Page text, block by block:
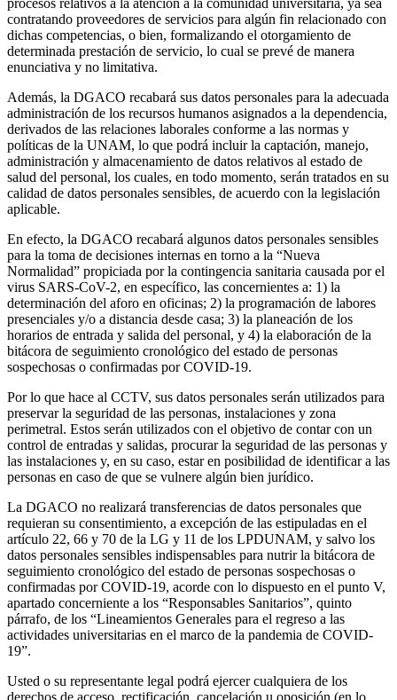
procesos relativos a la atención a la comunidad universitaria, ya sea
contratando proveedores de servicios para algún fin relacionado con
dichas competencias, o bien, formalizando el otorgamiento de
determinada prestación de servicio, lo cual se prevé de manera
enunciativa y no limitativa.
Además, la DGACO recabará sus datos personales para la adecuada
administración de los recursos humanos asignados a la dependencia,
derivados de las relaciones laborales conforme a las normas y
políticas de la UNAM, lo que podrá incluir la captación, manejo,
administración y almacenamiento de datos relativos al estado de
salud del personal, los cuales, en todo momento, serán tratados en su
calidad de datos personales sensibles, de acuerdo con la legislación
aplicable.
En efecto, la DGACO recabará algunos datos personales sensibles
para la toma de decisiones internas en torno a la “Nueva
Normalidad” propiciada por la contingencia sanitaria causada por el
virus SARS-CoV-2, en específico, las concernientes a: 1) la
determinación del aforo en oficinas; 2) la programación de labores
presenciales y/o a distancia desde casa; 3) la planeación de los
horarios de entrada y salida del personal, y 4) la elaboración de la
bitácora de seguimiento cronológico del estado de personas
sospechosas o confirmadas por COVID-19.
Por lo que hace al CCTV, sus datos personales serán utilizados para
preservar la seguridad de las personas, instalaciones y zona
perimetral. Estos serán utilizados con el objetivo de contar con un
control de entradas y salidas, procurar la seguridad de las personas y
las instalaciones y, en su caso, estar en posibilidad de identificar a las
personas en caso de que se vulnere algún bien jurídico.
La DGACO no realizará transferencias de datos personales que
requieran su consentimiento, a excepción de las estipuladas en el
artículo 22, 66 y 70 de la LG y 11 de los LPDUNAM, y salvo los
datos personales sensibles indispensables para nutrir la bitácora de
seguimiento cronológico del estado de personas sospechosas o
confirmadas por COVID-19, acorde con lo dispuesto en el punto V,
apartado concerniente a los “Responsables Sanitarios”, quinto
párrafo, de los “Lineamientos Generales para el regreso a las
actividades universitarias en el marco de la pandemia de COVID-
19”.
Usted o su representante legal podrá ejercer cualquiera de los